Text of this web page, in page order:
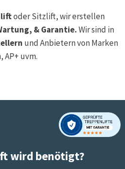
oder Sitzlift, wir erstellen
& Garantie.Wir sind in
und Anbietern von Marken
AP+ uvm.
wird benötigt?